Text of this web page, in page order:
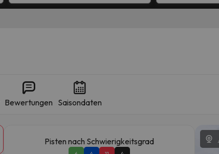
Bewertungen Saisondaten
Pisten nach Schwierigkeitsgrad